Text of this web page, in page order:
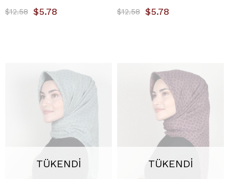
$5.78
$12.58 $5.78
$12.58
TÜKENDI TÜKENDI